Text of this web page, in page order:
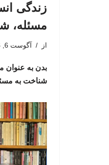
زندگی
مسئله،
از آگوست 6, 2026
بدن به عنوان
شناخت به